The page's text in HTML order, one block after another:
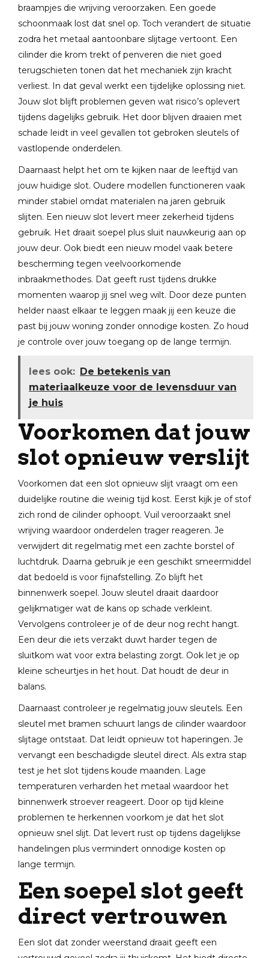
braampjes die wrijving veroorzaken. Een goede
schoonmaak lost dat snel op. Toch verandert de situatie
zodra het metaal aantoonbare slijtage vertoont. Een
cilinder die krom trekt of penveren die niet goed
terugschieten tonen dat het mechaniek zijn kracht
verliest. In dat geval werkt een tijdelijke oplossing niet.
Jouw slot blijft problemen geven wat risico’s oplevert
tijdens dagelijks gebruik. Het door blijven draaien met
schade leidt in veel gevallen tot gebroken sleutels of
vastlopende onderdelen.
Daarnaast helpt het om te kijken naar de leeftijd van
jouw huidige slot. Oudere modellen functioneren vaak
minder stabiel omdat materialen na jaren gebruik
slijten. Een nieuw slot levert meer zekerheid tijdens
gebruik. Het draait soepel plus sluit nauwkeurig aan op
jouw deur. Ook biedt een nieuw model vaak betere
bescherming tegen veelvoorkomende
inbraakmethodes. Dat geeft rust tijdens drukke
momenten waarop jij snel weg wilt. Door deze punten
helder naast elkaar te leggen maak jij een keuze die
past bij jouw woning zonder onnodige kosten. Zo houd
je controle over jouw toegang op de lange termijn.
lees ook: De betekenis van
materiaalkeuze voor de levensduur van
je huis
Voorkomen dat jouw
slot opnieuw verslijt
Voorkomen dat een slot opnieuw slijt vraagt om een
duidelijke routine die weinig tijd kost. Eerst kijk je of stof
zich rond de cilinder ophoopt. Vuil veroorzaakt snel
wrijving waardoor onderdelen trager reageren. Je
verwijdert dit regelmatig met een zachte borstel of
luchtdruk. Daarna gebruik je een geschikt smeermiddel
dat bedoeld is voor fijnafstelling. Zo blijft het
binnenwerk soepel. Jouw sleutel draait daardoor
gelijkmatiger wat de kans op schade verkleint.
Vervolgens controleer je of de deur nog recht hangt.
Een deur die iets verzakt duwt harder tegen de
sluitkom wat voor extra belasting zorgt. Ook let je op
kleine scheurtjes in het hout. Dat houdt de deur in
balans.
Daarnaast controleer je regelmatig jouw sleutels. Een
sleutel met bramen schuurt langs de cilinder waardoor
slijtage ontstaat. Dat leidt opnieuw tot haperingen. Je
vervangt een beschadigde sleutel direct. Als extra stap
test je het slot tijdens koude maanden. Lage
temperaturen verharden het metaal waardoor het
binnenwerk stroever reageert. Door op tijd kleine
problemen te herkennen voorkom je dat het slot
opnieuw snel slijt. Dat levert rust op tijdens dagelijkse
handelingen plus vermindert onnodige kosten op
lange termijn.
Een soepel slot geeft
direct vertrouwen
Een slot dat zonder weerstand draait geeft een